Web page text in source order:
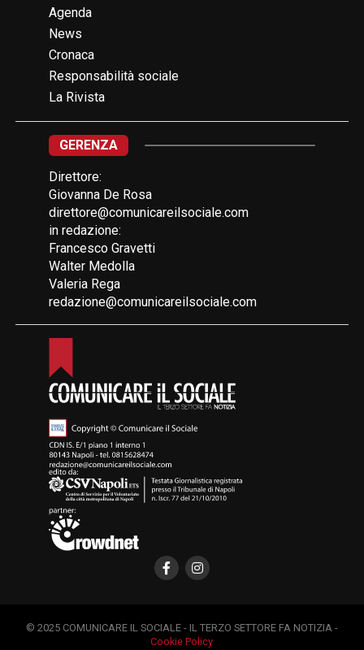
Agenda
News
Cronaca
Responsabilità sociale
La Rivista
GERENZA
Direttore:
Giovanna De Rosa
direttore@comunicareilsociale.com
in redazione:
Francesco Gravetti
Walter Medolla
Valeria Rega
redazione@comunicareilsociale.com
© 2025 COMUNICARE IL SOCIALE - IL TERZO SETTORE FA NOTIZIA -
Cookie Policy